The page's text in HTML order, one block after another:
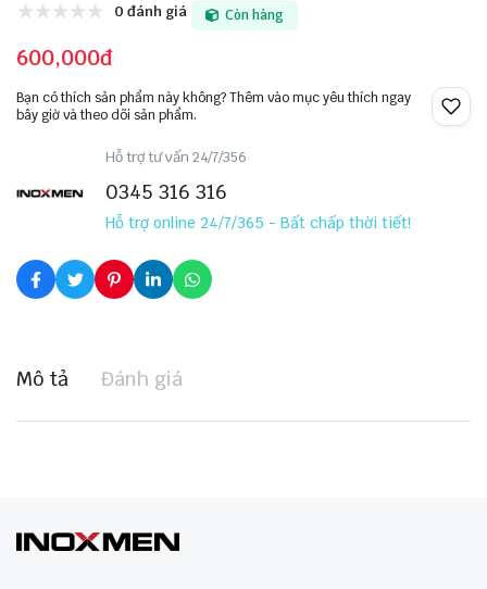
0 đánh giá Còn hàng
600,000đ
Bạn có thích sản phẩm này không? Thêm vào mục yêu thích ngay
bây giờ và theo dõi sản phẩm.
Hỗ trợ tư vấn 24/7/356
0345 316 316
Hỗ trợ online 24/7/365 - Bất chấp thời tiết!
Mô tả Đánh giá